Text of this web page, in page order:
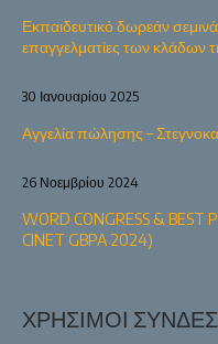
Εκπαιδευτικό δωρεάν
επαγγελματίες των κλάδων
Αγγελία πώλησης –
30 Ιανουαρίου 2025
WORD CONGRESS & BEST
CINET GBPA 2024)
26 Νοεμβρίου 2024
ΧΡΉΣΙΜΟΙ